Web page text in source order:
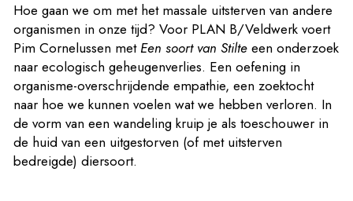
Hoe gaan we om met het massale uitsterven van andere
organismen in onze tijd? Voor PLAN B/Veldwerk voert
Pim Cornelussen met Een soort van Stilte een onderzoek
naar ecologisch geheugenverlies. Een oefening in
organisme-overschrijdende empathie, een zoektocht
naar hoe we kunnen voelen wat we hebben verloren. In
de vorm van een wandeling kruip je als toeschouwer in
de huid van een uitgestorven (of met uitsterven
bedreigde) diersoort.